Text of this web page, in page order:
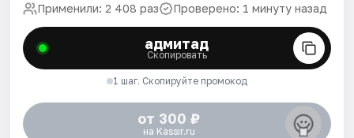
Применили: 2 408 раз Проверено: 1 минуту назад
адмитад
Скопировать
1 шаг. Скопируйте промокод
от 300 ₽
на Kassir.ru